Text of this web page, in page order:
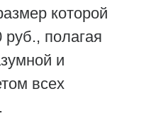
которой
руб., полагая
и
всех